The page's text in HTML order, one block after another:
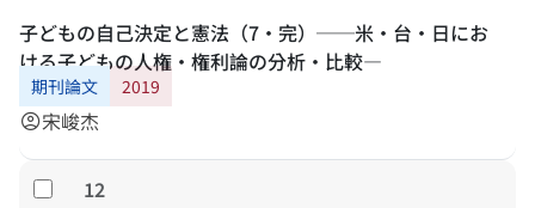
子どもの自己決定と憲法（7・完）──米・台・日にお
ける子どもの人権・権利論の分析・比較―
期刊論文 2019
account_circle宋峻杰
勾選
12